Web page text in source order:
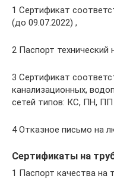
1 Сертификат
(до 09.07.2022) ,
2 Паспорт технический
3 Сертификат
канализационных,
сетей типов: КС, ПН, ПП
4 Отказное письмо на
Сертификаты на
1 Паспорт качества на